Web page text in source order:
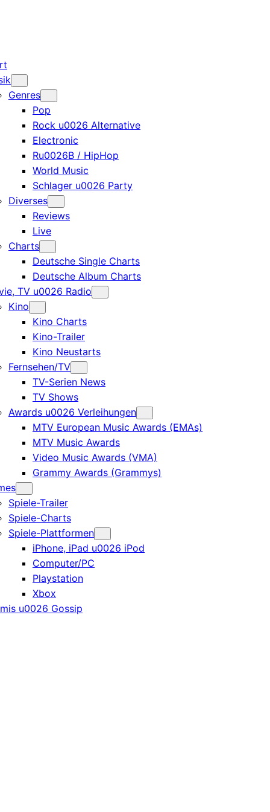
Genres
Pop
Rock u0026 Alternative
Electronic
Ru0026B / HipHop
World Music
Schlager u0026 Party
Diverses
Reviews
Live
Charts
Deutsche Single Charts
Deutsche Album Charts
TV u0026 Radio
Kino
Kino Charts
Kino-Trailer
Kino Neustarts
Fernsehen/TV
TV-Serien News
TV Shows
Awards u0026 Verleihungen
MTV European Music Awards (EMAs)
MTV Music Awards
Video Music Awards (VMA)
Grammy Awards (Grammys)
Spiele-Trailer
Spiele-Charts
Spiele-Plattformen
iPhone, iPad u0026 iPod
Computer/PC
Playstation
Xbox
u0026 Gossip